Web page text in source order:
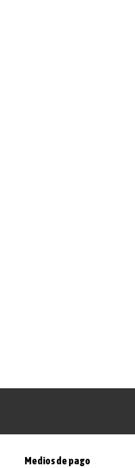
Medios de pago